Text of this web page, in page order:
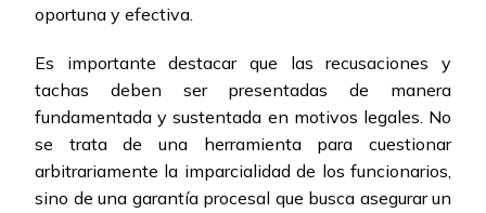
oportuna y efectiva.
Es importante destacar que las recusaciones y
tachas deben ser presentadas de manera
fundamentada y sustentada en motivos legales. No
se trata de una herramienta para cuestionar
arbitrariamente la imparcialidad de los funcionarios,
sino de una garantía procesal que busca asegurar un